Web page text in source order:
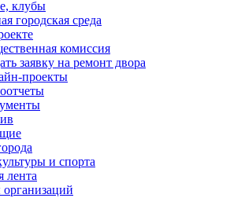
клубы
городская среда
комиссия
заявку на ремонт двора
проекты
и спорта
лента